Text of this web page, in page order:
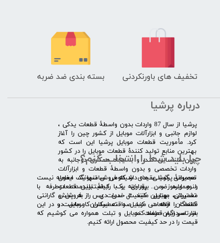
تخفیف های باورنکردنی بسته بندی ضد ضربه
درباره پرشیا
​پرشیا از سال 87 واردات بدون واسطۀ قطعات یدکی ،
لوازم جانبی و ابزارآلات موبایل از کشور چین را آغاز
کرد. مأموریت قطعات موبایل پرشیا این است که
بهترین منابع تولید کنندۀ قطعات موبایل را در کشور
چین شناسایی کند، و با ایجاد همکاری دوجانبه به
واردات تخصصی و بدون واسطۀ قطعات و ابزارآلات
تعمیراتی گوشی های شیائومی سامسونگ ایفون
لنوو ایسوز و .... پرداخته و با کیفیت­ترین قطعات
تعمیراتی موبایل مانند ال سی دی را به پخش
کنندگان قطعات موبایل و تعمیرکاران موبایل در
سرتاسر ایران عرضه کند.
چرا باید شما را انتخاب کنم؟
​​ ​مجموعۀ پرشیا عقیده دارد که فروش تنها یک معامله نیست
و همواره ضمن برقراری یک رابطۀ بلندمدت دوطرفه با
مشتریان، بهترین کیفیت خدمات پس از فروش و گارانتی
قطعات را ارائه می­ کند. صداقت اساس کار ماست و در این
بازار سردرگم قطعات موبایل و تبلت همواره می کوشیم که
قیمت را در حد کیفیت محصول ارائه کنیم.